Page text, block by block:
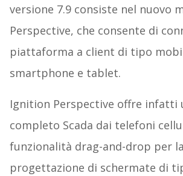
versione 7.9 consiste nel nuovo
Perspective, che consente di
piattaforma a client di tipo
smartphone e tablet.
Ignition Perspective offre infatti
completo Scada dai telefoni
funzionalità drag-and-drop per la
progettazione di schermate di